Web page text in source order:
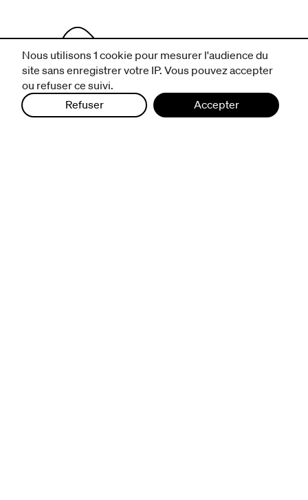
Nous utilisons 1 cookie pour mesurer l'audience du
site sans enregistrer votre IP. Vous pouvez accepter
ou refuser ce suivi.
Refuser
Accepter